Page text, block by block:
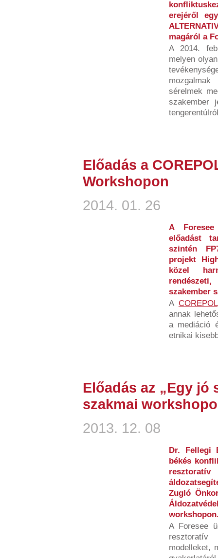
erejéről
magáról a
A 2014.
melyen
sérelmek
szakember
Előadás a
Workshopon
2014. 01. 26
A Foresee
előadást
szintén
projekt
közel
rendészeti,
szakember
A COREPOL
annak
a mediáció
etnikai
Előadás az „Egy jó
szakmai
2013. 12. 08
Dr. Fellegi
békés
resztoratív
Zugló
A Foresee
modelleket,